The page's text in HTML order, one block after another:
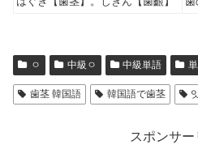
ㅇ 中級ㅇ 中級単語
歯茎 韓国語 韓国語で歯茎
スポンサー